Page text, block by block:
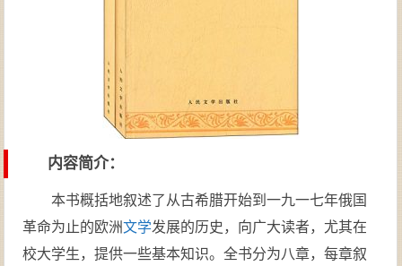
内容简介：
本书概括地叙述了从古希腊开始到一九一七年俄国
革命为止的欧洲文学发展的历史，向广大读者，尤其在
校大学生，提供一些基本知识。全书分为八章，每章叙